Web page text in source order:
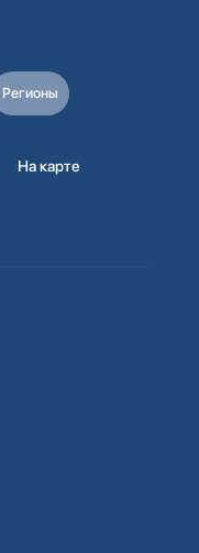
Регионы
На карте